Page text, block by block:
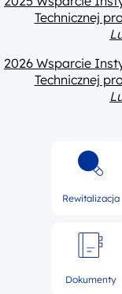
Technicznej
2026 Wsparcie
Technicznej
Rewitalizacja
Dokumenty